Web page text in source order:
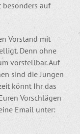
auf
Vorstand mit
Denn ohne
vorstellbar. Auf
sind die Jungen
könnt Ihr das
Vorschlägen
Email unter: